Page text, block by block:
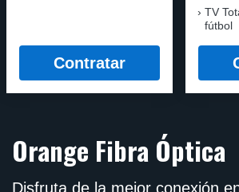
Contratar
TV
fútbol
Orange Fibra Óptica
Disfruta de la mejor conexión